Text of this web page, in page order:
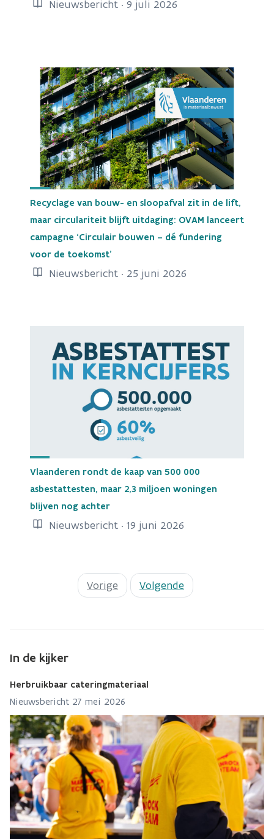
Nieuwsbericht · 9 juli 2026
Recyclage van bouw- en sloopafval zit in de lift,
maar circulariteit blijft uitdaging: OVAM lanceert
campagne ‘Circulair bouwen – dé fundering
voor de toekomst’
Nieuwsbericht · 25 juni 2026
Vlaanderen rondt de kaap van 500 000
asbestattesten, maar 2,3 miljoen woningen
blijven nog achter
Nieuwsbericht · 19 juni 2026
Vorige Volgende
In de kijker
Herbruikbaar cateringmateriaal
Nieuwsbericht 27 mei 2026